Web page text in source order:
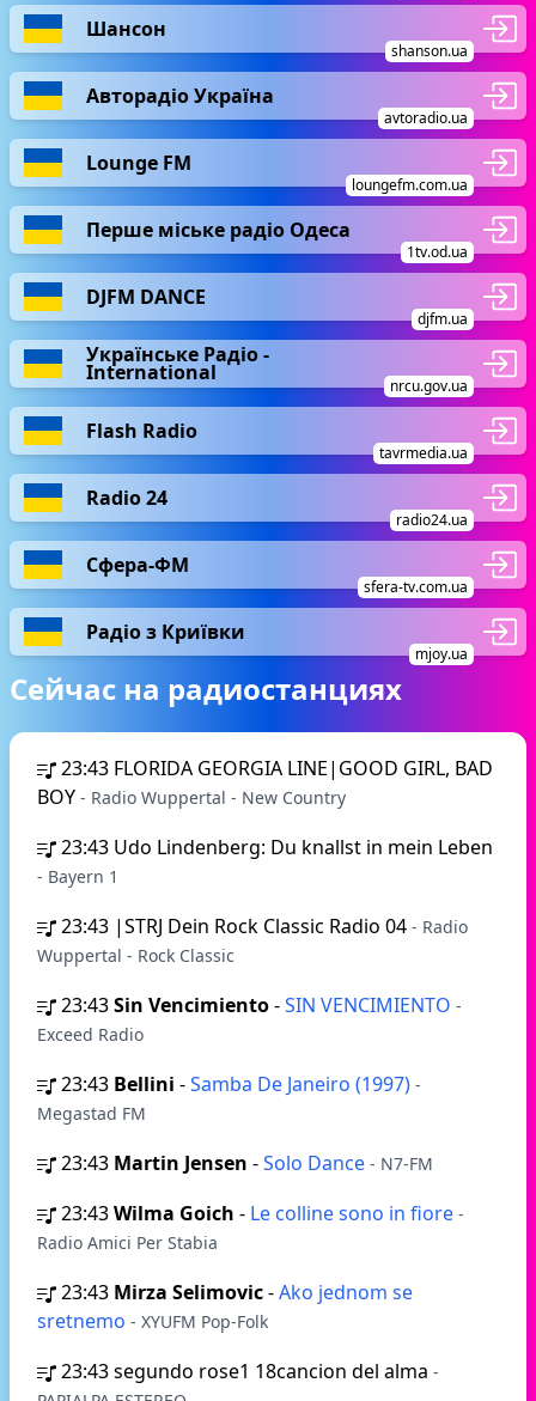
Шансон
shanson.ua
Авторадіо Україна
avtoradio.ua
Lounge FM
loungefm.com.ua
Перше міське радіо Одеса
1tv.od.ua
DJFM DANCE
djfm.ua
Українське Радіо -
International
nrcu.gov.ua
Flash Radio
tavrmedia.ua
Radio 24
radio24.ua
Сфера-ФМ
sfera-tv.com.ua
Радіо з Криївки
mjoy.ua
Сейчас на радиостанциях
23:43 FLORIDA GEORGIA LINE|GOOD GIRL, BAD
BOY - Radio Wuppertal - New Country
23:43 Udo Lindenberg: Du knallst in mein Leben
- Bayern 1
23:43 |STRJ Dein Rock Classic Radio 04 - Radio
Wuppertal - Rock Classic
23:43Sin Vencimiento-SIN VENCIMIENTO -
Exceed Radio
23:43 Bellini -Samba De Janeiro (1997) -
Megastad FM
23:43 Martin Jensen -Solo Dance - N7-FM
23:43Wilma Goich - Le colline sono in fiore -
Radio Amici Per Stabia
23:43 Mirza Selimovic-Ako jednom se
sretnemo - XYUFM Pop-Folk
23:43segundo rose1 18cancion del alma -